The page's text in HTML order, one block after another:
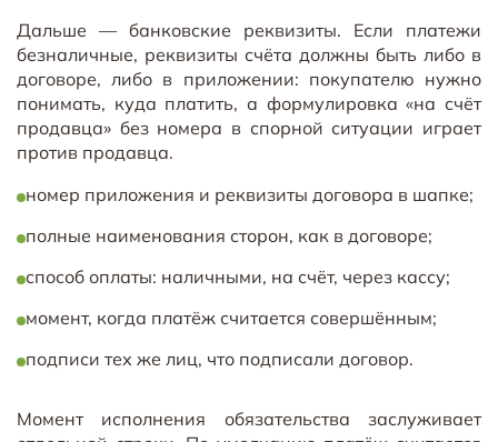
Дальше — банковские реквизиты. Если платежи
безналичные, реквизиты счёта должны быть либо в
договоре, либо в приложении: покупателю нужно
понимать, куда платить, а формулировка «на счёт
продавца» без номера в спорной ситуации играет
против продавца.
номер приложения и реквизиты договора в шапке;
полные наименования сторон, как в договоре;
способ оплаты: наличными, на счёт, через кассу;
момент, когда платёж считается совершённым;
подписи тех же лиц, что подписали договор.
Момент исполнения обязательства заслуживает